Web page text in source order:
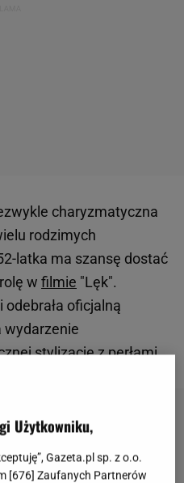
charyzmatyczna
rodzimych
latka ma szansę dostać
w filmie "Lęk".
odebrała oficjalną
wydarzenie
stylizację z perłami.
Użytkowniku,
Gazeta.pl sp. z o.o.
[676] Zaufanych Partnerów